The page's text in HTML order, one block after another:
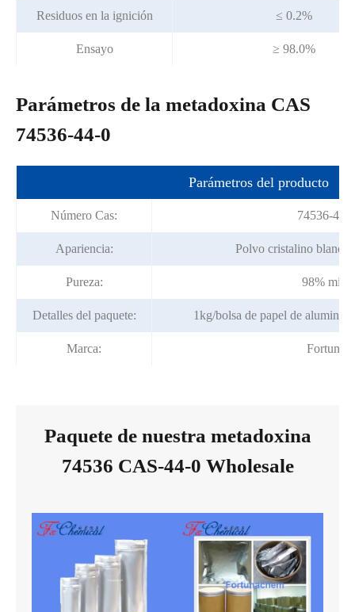
Residuos en la ignición ≤ 0.2%
Ensayo ≥ 98.0%
Parámetros de la metadoxina CAS
74536-44-0
Parámetros del producto
Número Cas: 74536-44-0
Apariencia: Polvo cristalino blanco
Pureza: 98% min.
Detalles del paquete: 1kg/bolsa de papel de
Marca: Fortuna
Paquete de nuestra metadoxina
74536 CAS-44-0 Wholesale